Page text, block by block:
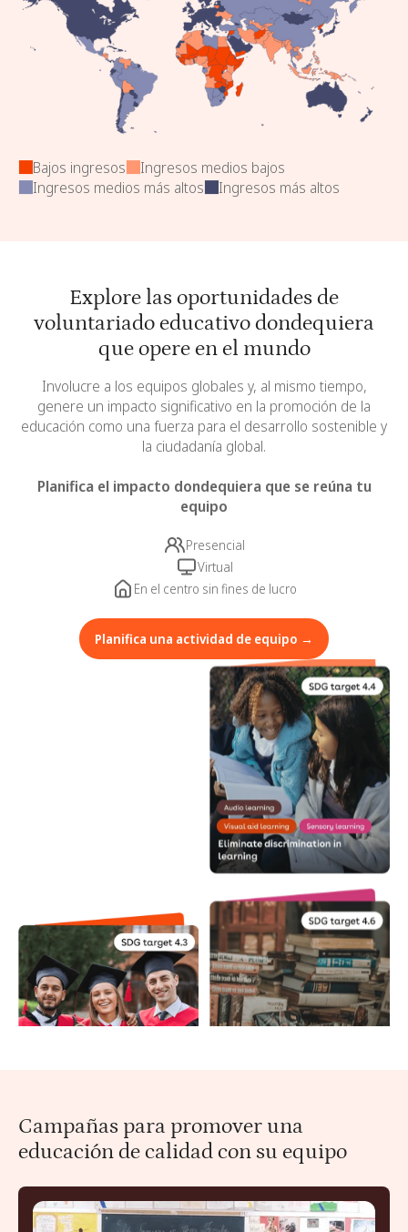
Bajos ingresos
Ingresos medios bajos
Ingresos medios más altos
Ingresos más altos
Explore las oportunidades de
voluntariado educativo dondequiera
que opere en el mundo
Involucre a los equipos globales y, al mismo tiempo,
genere un impacto significativo en la promoción de la
educación como una fuerza para el desarrollo sostenible y
la ciudadanía global.
Planifica el impacto dondequiera que se reúna tu
equipo
Presencial
Virtual
En el centro sin fines de lucro
Planifica una actividad de equipo →
Campañas para promover una
educación de calidad con su equipo